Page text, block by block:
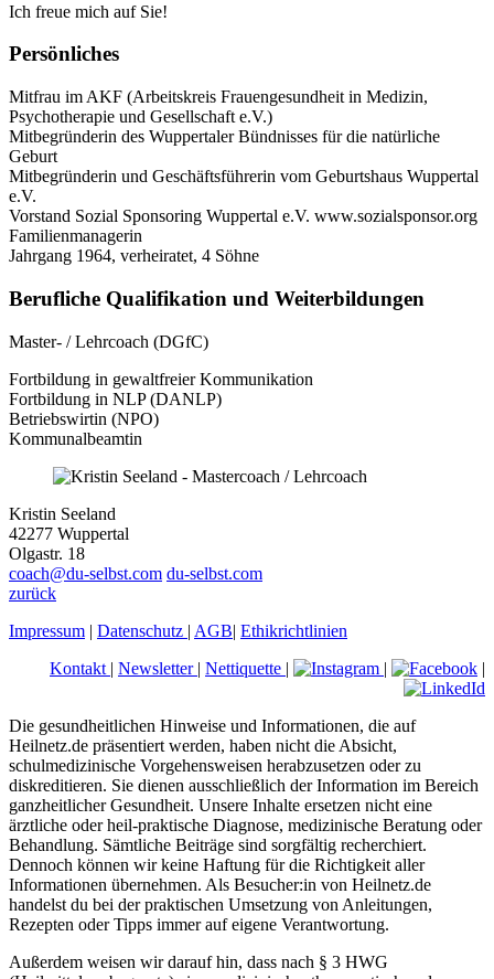
Ich freue mich auf Sie!
Persönliches
Mitfrau im AKF (Arbeitskreis Frauengesundheit in Medizin,
Psychotherapie und Gesellschaft e.V.)
Mitbegründerin des Wuppertaler Bündnisses für die natürliche
Geburt
Mitbegründerin und Geschäftsführerin vom Geburtshaus Wuppertal
e.V.
Vorstand Sozial Sponsoring Wuppertal e.V. www.sozialsponsor.org
Familienmanagerin
Jahrgang 1964, verheiratet, 4 Söhne
Berufliche Qualifikation und Weiterbildungen
Master- / Lehrcoach (DGfC)
Fortbildung in gewaltfreier Kommunikation
Fortbildung in NLP (DANLP)
Betriebswirtin (NPO)
Kommunalbeamtin
Kristin Seeland
42277 Wuppertal
Olgastr. 18
coach@du-selbst.com du-selbst.com
zurück
Impressum | Datenschutz | AGB| Ethikrichtlinien
Kontakt | Newsletter | Nettiquette | | |
Die gesundheitlichen Hinweise und Informationen, die auf
Heilnetz.de präsentiert werden, haben nicht die Absicht,
schulmedizinische Vorgehensweisen herabzusetzen oder zu
diskreditieren. Sie dienen ausschließlich der Information im Bereich
ganzheitlicher Gesundheit. Unsere Inhalte ersetzen nicht eine
ärztliche oder heil-praktische Diagnose, medizinische Beratung oder
Behandlung. Sämtliche Beiträge sind sorgfältig recherchiert.
Dennoch können wir keine Haftung für die Richtigkeit aller
Informationen übernehmen. Als Besucher:in von Heilnetz.de
handelst du bei der praktischen Umsetzung von Anleitungen,
Rezepten oder Tipps immer auf eigene Verantwortung.
Außerdem weisen wir darauf hin, dass nach § 3 HWG